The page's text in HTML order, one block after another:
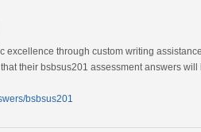
through custom writing
their bsbsus201 assessment answers
bsbsus201